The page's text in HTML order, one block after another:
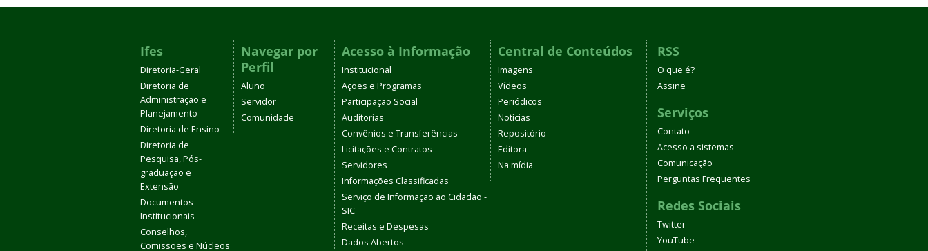
Ifes
Diretoria-Geral
Diretoria de
Administração e
Planejamento
Diretoria de Ensino
Diretoria de
Pesquisa, Pós-
graduação e
Extensão
Documentos
Institucionais
Conselhos,
Comissões e Núcleos
Navegar por
Perfil
Aluno
Servidor
Comunidade
Acesso à Informação
Institucional
Ações e Programas
Participação Social
Auditorias
Convênios e Transferências
Licitações e Contratos
Servidores
Informações Classificadas
Serviço de Informação ao Cidadão -
SIC
Receitas e Despesas
Dados Abertos
Central de Conteúdos
Imagens
Vídeos
Periódicos
Notícias
Repositório
Editora
Na mídia
RSS
O que é?
Assine
Serviços
Contato
Acesso a sistemas
Comunicação
Perguntas Frequentes
Redes Sociais
Twitter
YouTube